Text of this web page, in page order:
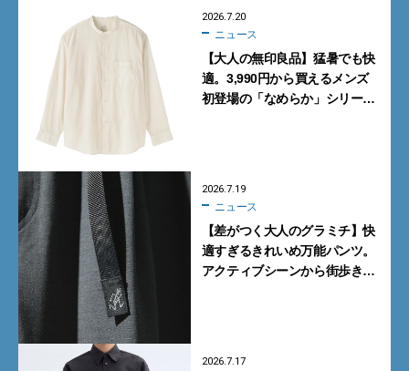
2026.7.20
ニュース
【大人の無印良品】猛暑でも快
適。3,990円から買えるメンズ
初登場の「なめらか」シリーズ
2026.7.19
ニュース
【差がつく大人のグラミチ】快
適すぎるきれいめ万能パンツ。
アクティブシーンから街歩きま
2026.7.17